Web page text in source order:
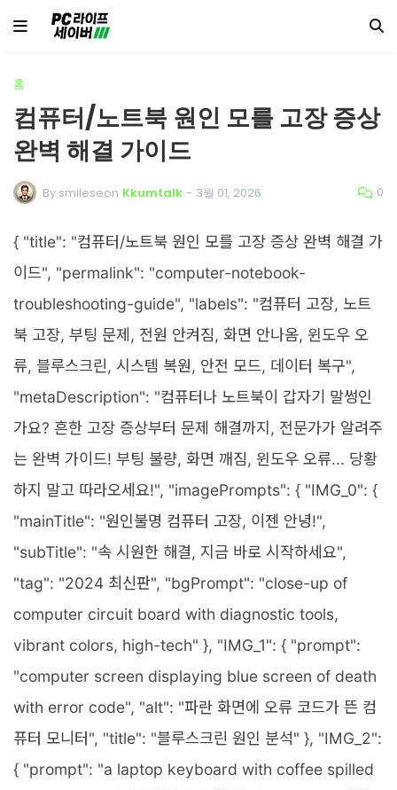
홈
컴퓨터/노트북 원인 모를 고장 증상
완벽 해결 가이드
By smileseon Kkumtalk - 3월 01, 2026 0
{ "title": "컴퓨터/노트북 원인 모를 고장 증상 완벽 해결 가
이드", "permalink": "computer-notebook-
troubleshooting-guide", "labels": "컴퓨터 고장, 노트
북 고장, 부팅 문제, 전원 안켜짐, 화면 안나옴, 윈도우 오
류, 블루스크린, 시스템 복원, 안전 모드, 데이터 복구",
"metaDescription": "컴퓨터나 노트북이 갑자기 말썽인
가요? 흔한 고장 증상부터 문제 해결까지, 전문가가 알려주
는 완벽 가이드! 부팅 불량, 화면 깨짐, 윈도우 오류... 당황
하지 말고 따라오세요!", "imagePrompts": { "IMG_0": {
"mainTitle": "원인불명 컴퓨터 고장, 이젠 안녕!",
"subTitle": "속 시원한 해결, 지금 바로 시작하세요",
"tag": "2024 최신판", "bgPrompt": "close-up of
computer circuit board with diagnostic tools,
vibrant colors, high-tech" }, "IMG_1": { "prompt":
"computer screen displaying blue screen of death
with error code", "alt": "파란 화면에 오류 코드가 뜬 컴
퓨터 모니터", "title": "블루스크린 원인 분석" }, "IMG_2":
{ "prompt": "a laptop keyboard with coffee spilled